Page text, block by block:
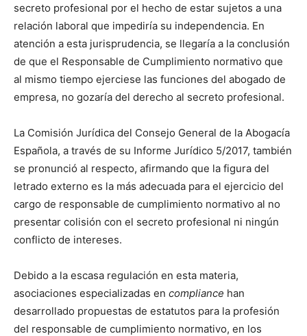
secreto profesional por el hecho de estar sujetos a una
relación laboral que impediría su independencia. En
atención a esta jurisprudencia, se llegaría a la conclusión
de que el Responsable de Cumplimiento normativo que
al mismo tiempo ejerciese las funciones del abogado de
empresa, no gozaría del derecho al secreto profesional.
La Comisión Jurídica del Consejo General de la Abogacía
Española, a través de su Informe Jurídico 5/2017, también
se pronunció al respecto, afirmando que la figura del
letrado externo es la más adecuada para el ejercicio del
cargo de responsable de cumplimiento normativo al no
presentar colisión con el secreto profesional ni ningún
conflicto de intereses.
Debido a la escasa regulación en esta materia,
asociaciones especializadas en compliance han
desarrollado propuestas de estatutos para la profesión
del responsable de cumplimiento normativo, en los